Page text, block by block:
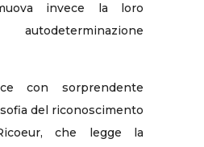
invece la loro
con sorprendente
del riconoscimento
che legge la